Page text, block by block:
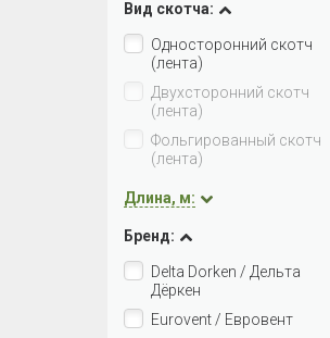
Вид скотча:
Односторонний скотч
(лента)
Двухсторонний скотч
(лента)
Фольгированный скотч
(лента)
Длина, м:
Бренд:
Delta Dorken / Дельта
Дёркен
Eurovent / Евровент